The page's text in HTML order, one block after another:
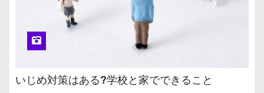
いじめ対策はある?学校と家でできること